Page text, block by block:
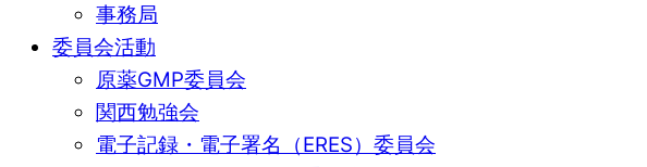
事務局
委員会活動
原薬GMP委員会
関西勉強会
電子記録・電子署名（ERES）委員会